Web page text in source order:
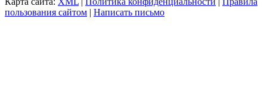
пользования сайтом | Написать письмо